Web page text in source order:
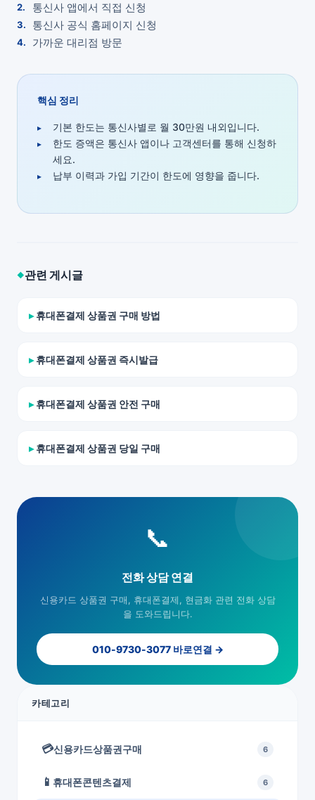
통신사 앱에서 직접 신청
통신사 공식 홈페이지 신청
가까운 대리점 방문
핵심 정리
기본 한도는 통신사별로 월 30만원 내외입니다.
한도 증액은 통신사 앱이나 고객센터를 통해 신청하
세요.
납부 이력과 가입 기간이 한도에 영향을 줍니다.
관련 게시글
휴대폰결제 상품권 구매 방법
휴대폰결제 상품권 즉시발급
휴대폰결제 상품권 안전 구매
휴대폰결제 상품권 당일 구매
📞
전화 상담 연결
신용카드 상품권 구매, 휴대폰결제, 현금화 관련 전화 상담
을 도와드립니다.
010-9730-3077 바로연결 →
카테고리
💳신용카드상품권구매 6
📱 휴대폰콘텐츠결제 6